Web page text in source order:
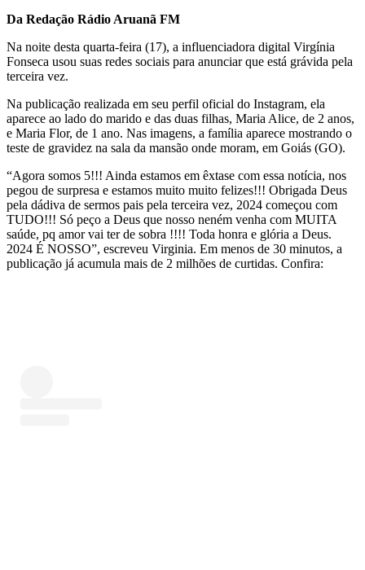
Da Redação Rádio Aruanã FM
Na noite desta quarta-feira (17), a influenciadora digital Virgínia
Fonseca usou suas redes sociais para anunciar que está grávida pela
terceira vez.
Na publicação realizada em seu perfil oficial do Instagram, ela
aparece ao lado do marido e das duas filhas, Maria Alice, de 2 anos,
e Maria Flor, de 1 ano. Nas imagens, a família aparece mostrando o
teste de gravidez na sala da mansão onde moram, em Goiás (GO).
“Agora somos 5!!! Ainda estamos em êxtase com essa notícia, nos
pegou de surpresa e estamos muito muito felizes!!! Obrigada Deus
pela dádiva de sermos pais pela terceira vez, 2024 começou com
TUDO!!! Só peço a Deus que nosso neném venha com MUITA
saúde, pq amor vai ter de sobra !!!! Toda honra e glória a Deus.
2024 É NOSSO”, escreveu Virginia. Em menos de 30 minutos, a
publicação já acumula mais de 2 milhões de curtidas. Confira: